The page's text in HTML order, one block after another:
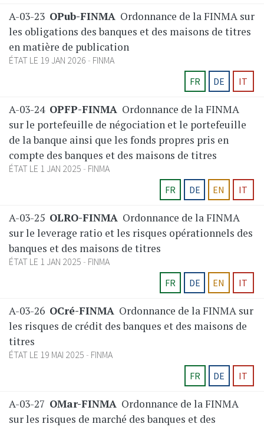
A-03-23 OPub-FINMA Ordonnance de la FINMA sur
les obligations des banques et des maisons de titres
en matière de publication
ÉTAT LE 19 JAN 2026
FINMA
FR
DE IT
A-03-24 OPFP-FINMA Ordonnance de la FINMA
sur le portefeuille de négociation et le portefeuille
de la banque ainsi que les fonds propres pris en
compte des banques et des maisons de titres
ÉTAT LE 1 JAN 2025
FINMA
FR
DE EN IT
A-03-25 OLRO-FINMA Ordonnance de la FINMA
sur le leverage ratio et les risques opérationnels des
banques et des maisons de titres
ÉTAT LE 1 JAN 2025
FINMA
FR
DE EN IT
A-03-26 OCré-FINMA Ordonnance de la FINMA sur
les risques de crédit des banques et des maisons de
titres
ÉTAT LE 19 MAI 2025
FINMA
FR
DE IT
A-03-27 OMar-FINMA Ordonnance de la FINMA
sur les risques de marché des banques et des